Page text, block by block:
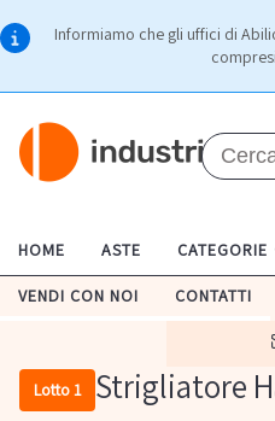
Informiamo che gli uffici di
HOME ASTE CATEGORIE
VENDI CON NOI CONTATTI
Lotto 1 Strigliatore